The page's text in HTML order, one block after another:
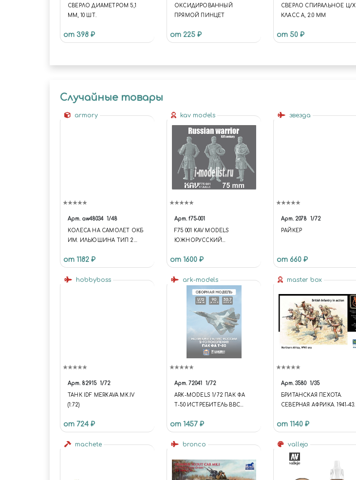
СВЕРЛО ДИАМЕТРОМ 5,1
ММ, 10 ШТ.
от 398 ₽
ОКСИДИРОВАННЫЙ
ПРЯМОЙ ПИНЦЕТ
от 225 ₽
СВЕРЛО СПИРАЛЬНОЕ Ц/Х
КЛАСС А, 2.0 ММ
от 50 ₽
Случайные товары
armory
Арт. aw48034 1/48
КОЛЕСА НА САМОЛЕТ ОКБ
ИМ. ИЛЬЮШИНА ТИП 2
от 1182 ₽
kav models
Арт. f75-001
F75 001 KAV MODELS
ЮЖНОРУССКИЙ
от 1600 ₽
звезда
Арт. 2078 1/72
РАЙКЕР
от 660 ₽
hobbyboss
Арт. 82915 1/72
ТАНК IDF MERKAVA MK.IV
(1:72)
от 724 ₽
ark-models
Арт. 72041 1/72
ARK-MODELS 1/72 ПАК ФА
Т-50 ИСТРЕБИТЕЛЬ ВВС
(БЕЗ СМОЛЫ)
от 1457 ₽
master box
Арт. 3580 1/35
БРИТАНСКАЯ ПЕХОТА.
СЕВЕРНАЯ АФРИКА. 1941-43.
от 1140 ₽
machete bronco vallejo